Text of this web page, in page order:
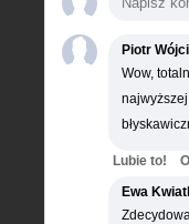
Piotr
Wow,
Lubie to!
Ewa